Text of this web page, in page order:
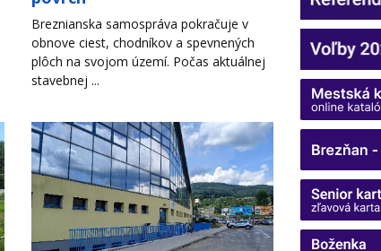
Breznianska samospráva pokračuje v
obnove ciest, chodníkov a spevnených
plôch na svojom území. Počas aktuálnej
stavebnej ...